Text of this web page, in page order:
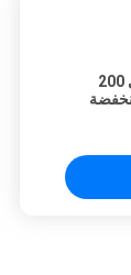
مكيف الهواء الحراري الكهربائي 200